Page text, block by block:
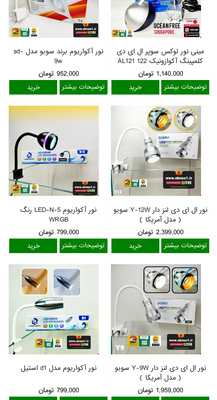
مینی نور لوکس سوپر ال ای دی
کلمپینگ آکوازونیک AL121 122
1,140,000 تومان
توضیحات بیشتر
نور آکواریوم برند سوبو مدل sd-
9w
952,000 تومان
توضیحات بیشتر
نور ال ای دی لنز دار Y-12W سوبو
( مدل آمریکا )
2,399,000 تومان
توضیحات بیشتر
نور آکواریوم LED-N-5 رنگ
WRGB
799,000 تومان
توضیحات بیشتر
نور ال ای دی لنز دار Y-9W سوبو
( مدل آمریکا )
1,959,000تومان
نور آکواریوم مدل d1 استیل
799,000 تومان